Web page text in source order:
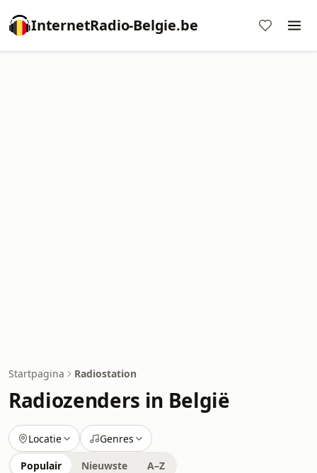
InternetRadio-Belgie.be
Startpagina Radiostation
Radiozenders in België
Locatie Genres
Populair Nieuwste A–Z